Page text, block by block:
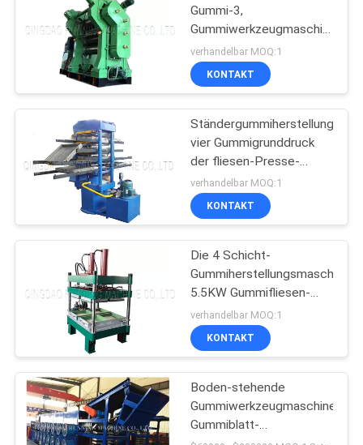
MIT
VERBINDUNG
NACHRICHTEN
SITEMAP
PRIVACY
POLICY
Gummi-3,
Gummiwerkzeugmaschine
für Förderband-
Fertigungsstraße
verhandelbar MOQ:1
KONTAKT
vier Gummigrunddruck
der fliesen-Presse-
120/160ton
verhandelbar MOQ:1
KONTAKT
Die 4 Schicht-
Gummiherstellungsmaschine
5.5KW Gummifliesen-
Vulkanisierungspresse
SGS genehmigte
verhandelbar MOQ:1
KONTAKT
Boden-stehende
Gummiwerkzeugmaschine-
Gummiblatt-